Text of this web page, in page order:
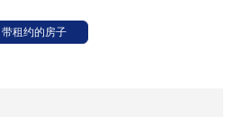
带租约的房子